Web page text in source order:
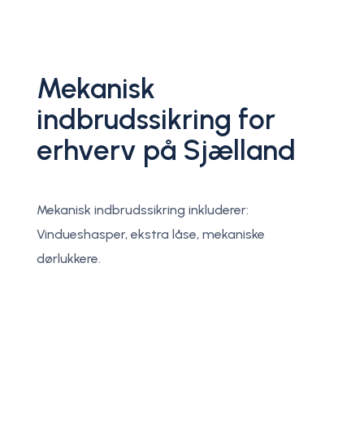
Mekanisk​
indbrudssikring for
erhverv på Sjælland
Mekanisk indbrudssikring inkluderer:
Vindueshasper, ekstra låse, mekaniske
dørlukkere.